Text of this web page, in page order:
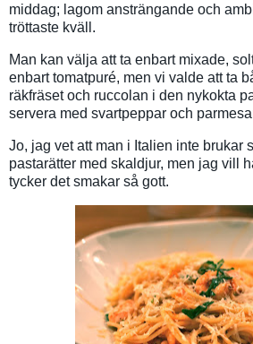
middag; lagom ansträngande och
tröttaste kväll.
Man kan välja att ta enbart mixade,
enbart tomatpuré, men vi valde att ta
räkfräset och ruccolan i den nykokta
servera med svartpeppar och
Jo, jag vet att man i Italien inte brukar
pastarätter med skaldjur, men jag vill
tycker det smakar så gott.